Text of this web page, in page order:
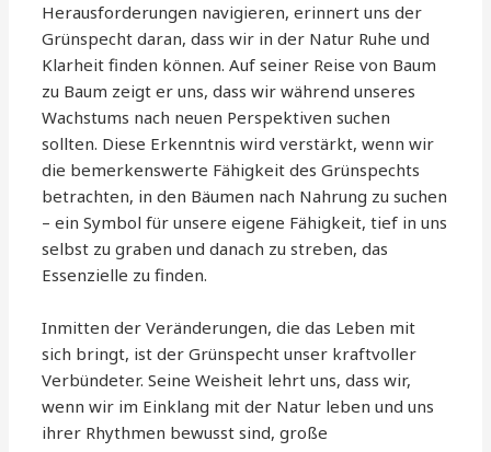
Herausforderungen navigieren, erinnert uns der
Grünspecht daran, dass wir in der Natur Ruhe und
Klarheit finden können. Auf seiner Reise von Baum
zu Baum zeigt er uns, dass wir während unseres
Wachstums nach neuen Perspektiven suchen
sollten. Diese Erkenntnis wird verstärkt, wenn wir
die bemerkenswerte Fähigkeit des Grünspechts
betrachten, in den Bäumen nach Nahrung zu suchen
– ein Symbol für unsere eigene Fähigkeit, tief in uns
selbst zu graben und danach zu streben, das
Essenzielle zu finden.
Inmitten der Veränderungen, die das Leben mit
sich bringt, ist der Grünspecht unser kraftvoller
Verbündeter. Seine Weisheit lehrt uns, dass wir,
wenn wir im Einklang mit der Natur leben und uns
ihrer Rhythmen bewusst sind, große